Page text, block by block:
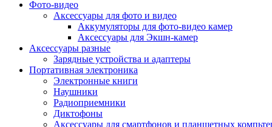
Фото-видео
Аксессуары для фото и видео
Аккумуляторы для фото-видео камер
Аксессуары для Экшн-камер
Аксессуары разные
Зарядные устройства и адаптеры
Портативная электроника
Электронные книги
Наушники
Радиоприемники
Диктофоны
Аксессуары для смартфонов и планшетных